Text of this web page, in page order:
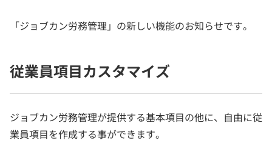
「ジョブカン労務管理」の新しい機能のお知らせです。
従業員項目カスタマイズ
ジョブカン労務管理が提供する基本項目の他に、自由に従
業員項目を作成する事ができます。